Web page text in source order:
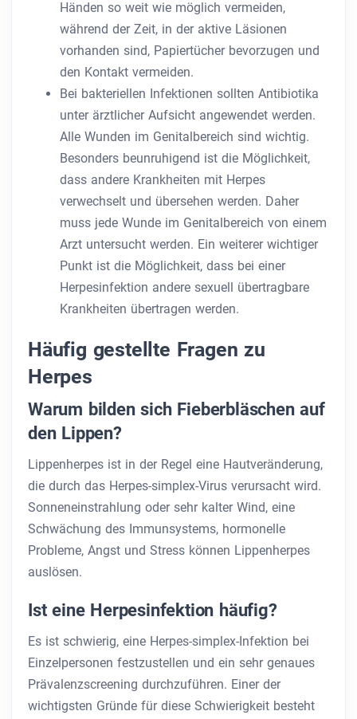
Händen so weit wie möglich vermeiden,
während der Zeit, in der aktive Läsionen
vorhanden sind, Papiertücher bevorzugen und
den Kontakt vermeiden.
Bei bakteriellen Infektionen sollten Antibiotika
unter ärztlicher Aufsicht angewendet werden.
Alle Wunden im Genitalbereich sind wichtig.
Besonders beunruhigend ist die Möglichkeit,
dass andere Krankheiten mit Herpes
verwechselt und übersehen werden. Daher
muss jede Wunde im Genitalbereich von einem
Arzt untersucht werden. Ein weiterer wichtiger
Punkt ist die Möglichkeit, dass bei einer
Herpesinfektion andere sexuell übertragbare
Krankheiten übertragen werden.
Häufig gestellte Fragen zu
Herpes
Warum bilden sich Fieberbläschen auf
den Lippen?
Lippenherpes ist in der Regel eine Hautveränderung,
die durch das Herpes-simplex-Virus verursacht wird.
Sonneneinstrahlung oder sehr kalter Wind, eine
Schwächung des Immunsystems, hormonelle
Probleme, Angst und Stress können Lippenherpes
auslösen.
Ist eine Herpesinfektion häufig?
Es ist schwierig, eine Herpes-simplex-Infektion bei
Einzelpersonen festzustellen und ein sehr genaues
Prävalenzscreening durchzuführen. Einer der
wichtigsten Gründe für diese Schwierigkeit besteht